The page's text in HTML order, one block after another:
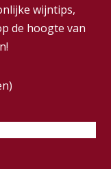
wijntips,
de hoogte van